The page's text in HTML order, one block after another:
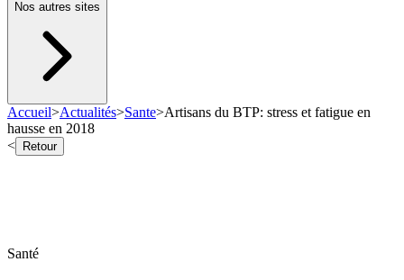
Nos autres sites
Accueil>Actualités>Sante>Artisans du BTP: stress et fatigue en
hausse en 2018
<
Retour
Santé